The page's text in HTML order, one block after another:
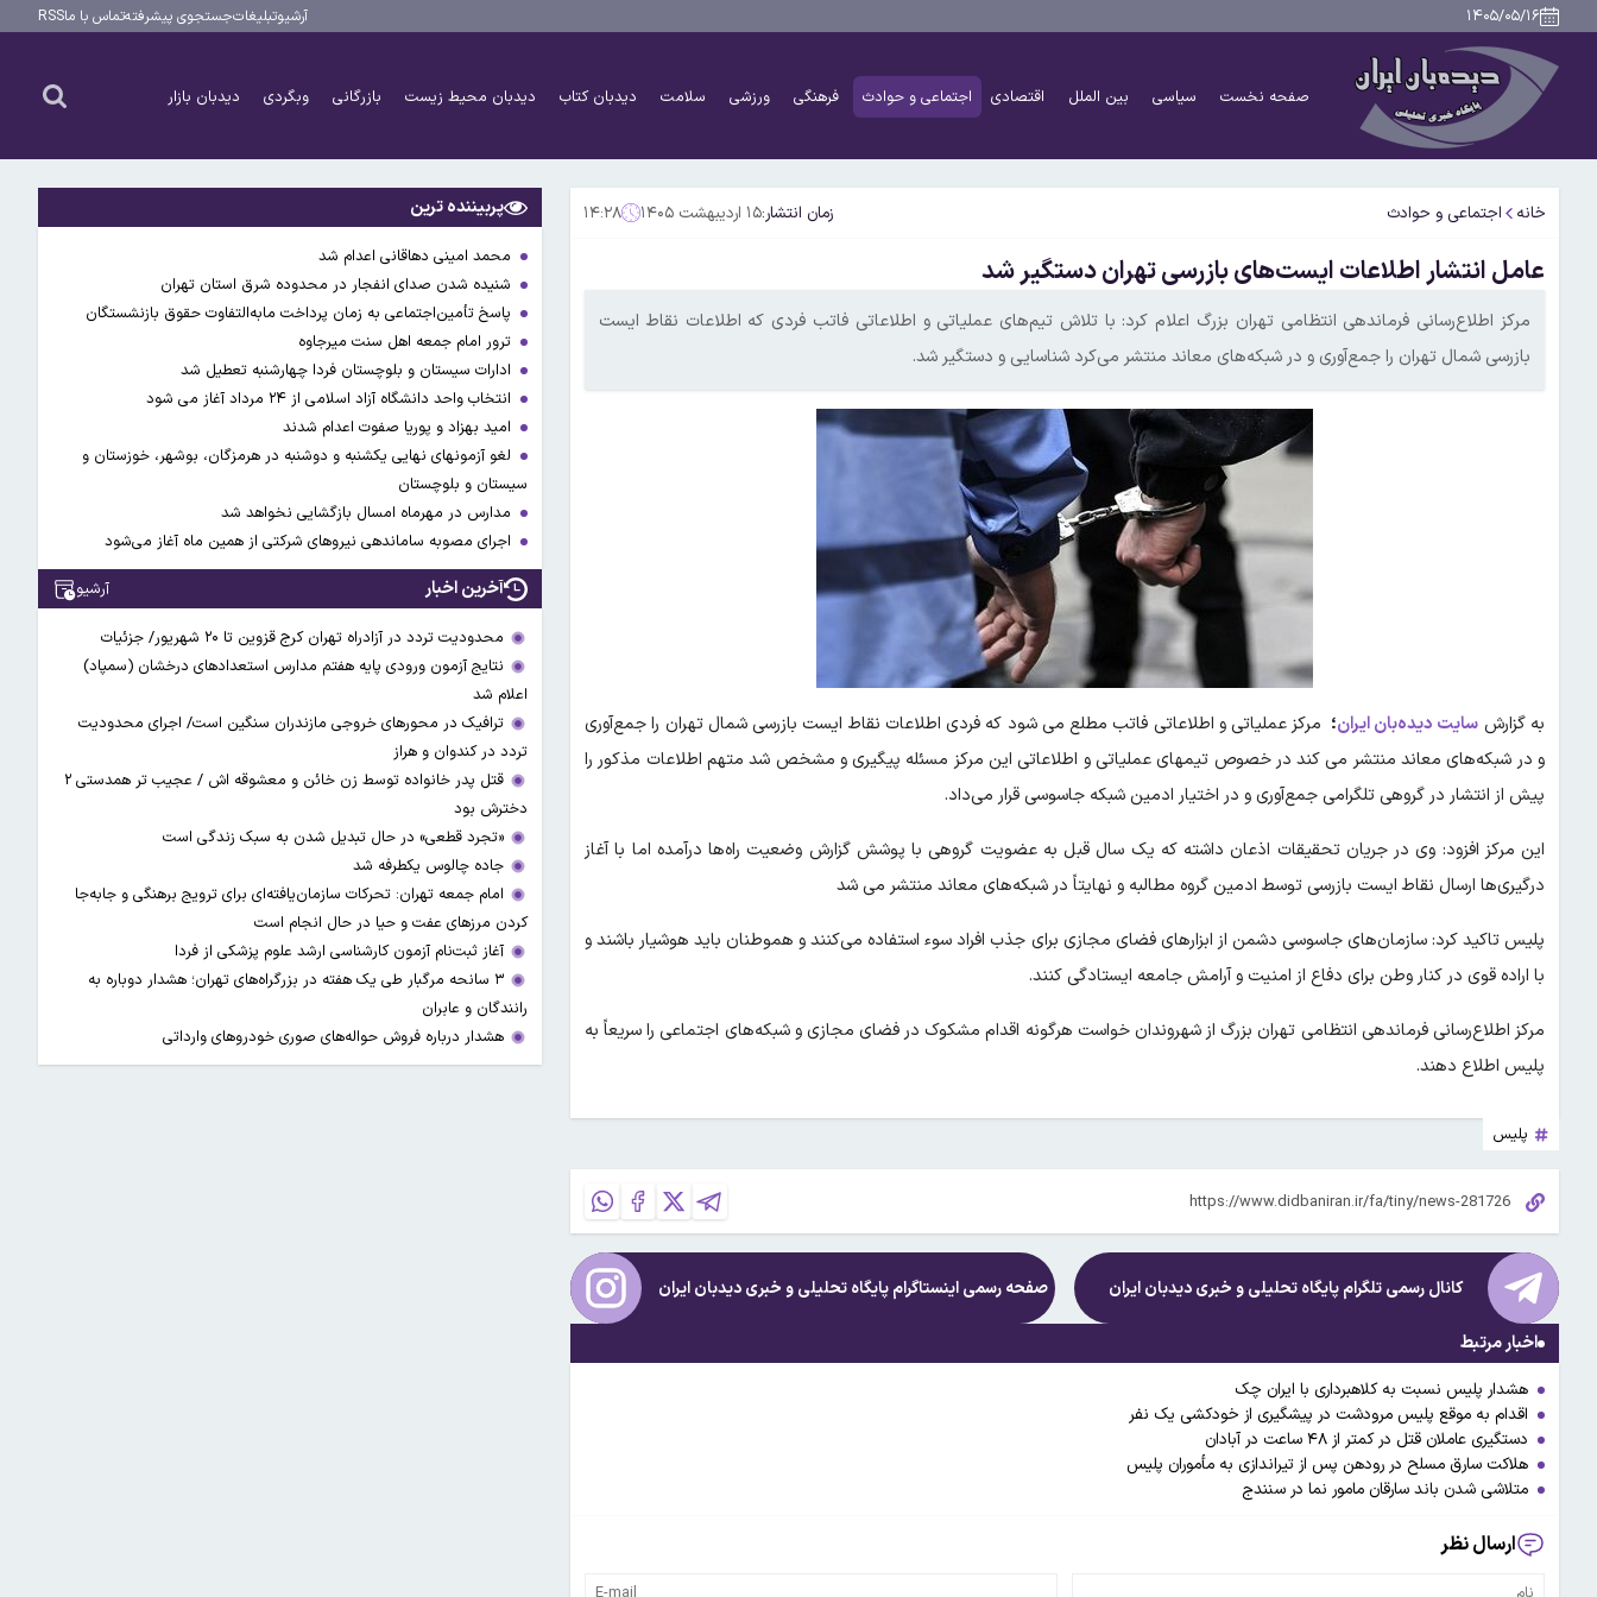
۱۴۰۵/۰۵/۱۶ آرشیوتبلیغاتجستجوی پیشرفتهتماس با ماRSS
صفحه نخست سیاسی بین الملل اقتصادی اجتماعی و حوادث فرهنگی ورزشی سلامت دیدبان کتاب دیدبان محیط زیست بازرگانی وبگردی دیدبان بازار
خانه اجتماعی و حوادث زمان انتشار:۱۵ اردیبهشت ۱۴۰۵ ۱۴:۲۸
عامل انتشار اطلاعات ایست‌های بازرسی تهران دستگیر شد
مرکز اطلاع‌رسانی فرماندهی انتظامی تهران بزرگ اعلام کرد: با تلاش تیم‌های عملیاتی و اطلاعاتی فاتب فردی که اطلاعات نقاط ایست
بازرسی شمال تهران را جمع‌آوری و در شبکه‌های معاند منتشر می‌کرد شناسایی و دستگیر شد.
به گزارش سایت دیده‌بان ایران؛ مرکز عملیاتی و اطلاعاتی فاتب مطلع می شود که فردی اطلاعات نقاط ایست بازرسی شمال تهران را جمع‌آوری
و در شبکه‌های معاند منتشر می کند در خصوص تیمهای عملیاتی و اطلاعاتی این مرکز مسئله پیگیری و مشخص شد متهم اطلاعات مذکور را
پیش از انتشار در گروهی تلگرامی جمع‌آوری و در اختیار ادمین شبکه جاسوسی قرار می‌داد.
این مرکز افزود: وی در جریان تحقیقات اذعان داشته که یک سال قبل به عضویت گروهی با پوشش گزارش وضعیت راه‌ها درآمده اما با آغاز
درگیری‌ها ارسال نقاط ایست بازرسی توسط ادمین گروه مطالبه و نهایتاً در شبکه‌های معاند منتشر می شد
پلیس تاکید کرد: سازمان‌های جاسوسی دشمن از ابزارهای فضای مجازی برای جذب افراد سوء استفاده می‌کنند و هموطنان باید هوشیار باشند و
با اراده قوی در کنار وطن برای دفاع از امنیت و آرامش جامعه ایستادگی کنند.
مرکز اطلاع‌رسانی فرماندهی انتظامی تهران بزرگ از شهروندان خواست هرگونه اقدام مشکوک در فضای مجازی و شبکه‌های اجتماعی را سریعاً به
پلیس اطلاع دهند.
پلیس
کانال رسمی تلگرام پایگاه تحلیلی و خبریدیدبان ایران صفحه رسمی اینستاگرام پایگاه تحلیلی و خبریدیدبان ایران
اخبار مرتبط
هشدار پلیس نسبت به کلاهبرداری با ایران چک
اقدام به موقع پلیس مرودشت در پیشگیری از خودکشی یک نفر
دستگیری عاملان قتل در کمتر از ۴۸ ساعت در آبادان
هلاکت سارق مسلح در رودهن پس از تیراندازی به مأموران پلیس
متلاشی شدن باند سارقان مامور نما در سنندج
ارسال نظر
پربیننده ترین
محمد امینی دهاقانی اعدام شد
شنیده شدن صدای انفجار در محدوده شرق استان تهران
پاسخ تأمین‌اجتماعی به زمان پرداخت مابه‌التفاوت حقوق بازنشستگان
ترور امام جمعه اهل سنت میرجاوه
ادارات سیستان و بلوچستان فردا چهارشنبه تعطیل شد
انتخاب واحد دانشگاه آزاد اسلامی از ۲۴ مرداد آغاز می شود
امید بهزاد و پوریا صفوت اعدام شدند
لغو آزمونهای نهایی یکشنبه و دوشنبه در هرمزگان، بوشهر، خوزستان و
سیستان و بلوچستان
مدارس در مهرماه امسال بازگشایی نخواهد شد
اجرای مصوبه ساماندهی نیرو‌های شرکتی از همین ماه آغاز می‌شود
آخرین اخبار آرشیو
محدودیت تردد در آزادراه تهران کرج قزوین تا ۲۰ شهریور/ جزئیات
نتایج آزمون ورودی پایه هفتم مدارس استعدادهای درخشان (سمپاد)
اعلام شد
ترافیک در محورهای خروجی مازندران سنگین است/ اجرای محدودیت
تردد در کندوان و هراز
قتل پدر خانواده توسط زن خائن و معشوقه اش / عجیب تر همدستی ۲
دخترش بود
«تجرد قطعی» در حال تبدیل شدن به سبک زندگی است
جاده چالوس یکطرفه شد
امام جمعه تهران: تحرکات سازمان‌یافته‌ای برای ترویج برهنگی و جابه‌جا
کردن مرزهای عفت و حیا در حال انجام است
آغاز ثبت‌نام‌ آزمون کارشناسی ارشد علوم پزشکی از فردا
۳ سانحه مرگبار طی یک هفته در بزرگراه‌های تهران؛ هشدار دوباره به
رانندگان و عابران
هشدار درباره فروش حواله‌های صوری خودروهای وارداتی